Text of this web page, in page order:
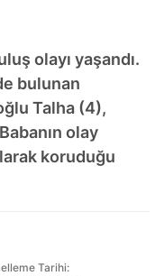
olayı yaşandı.
bulunan
Talha (4),
olay
koruduğu
Tarihi: